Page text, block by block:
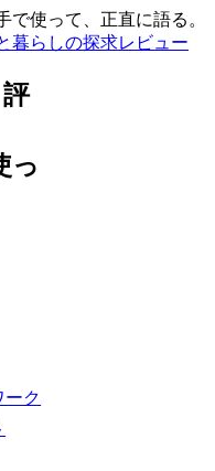
使って、正直に語る。
暮らしの探求レビュー
っ
ーク